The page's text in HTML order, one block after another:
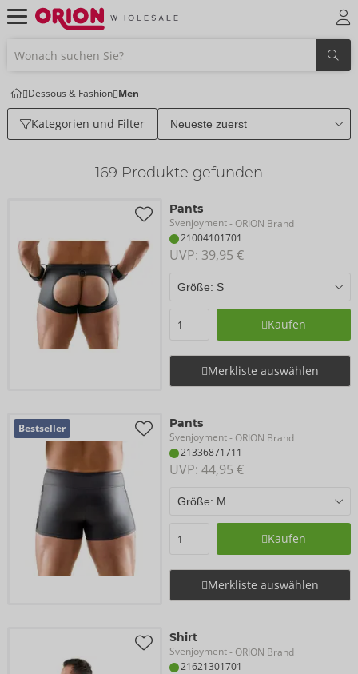
Dessous & Fashion Men
Kategorien und Filter
169 Produkte gefunden
Pants
Svenjoyment- ORION Brand
21004101701
UVP: 39,95 €
Kaufen
Merkliste auswählen
Bestseller Pants
Svenjoyment- ORION Brand
21336871711
UVP: 44,95 €
Kaufen
Merkliste auswählen
Shirt
Svenjoyment- ORION Brand
21621301701